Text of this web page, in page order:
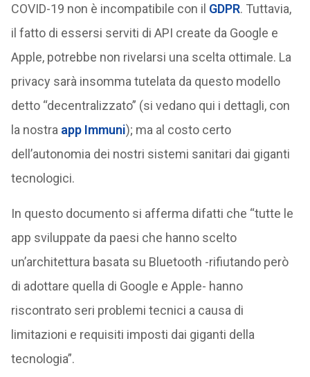
COVID-19 non è incompatibile con il GDPR. Tuttavia,
il fatto di essersi serviti di API create da Google e
Apple, potrebbe non rivelarsi una scelta ottimale. La
privacy sarà insomma tutelata da questo modello
detto “decentralizzato” (si vedano qui i dettagli, con
la nostra app Immuni); ma al costo certo
dell’autonomia dei nostri sistemi sanitari dai giganti
tecnologici.
In questo documento si afferma difatti che “tutte le
app sviluppate da paesi che hanno scelto
un’architettura basata su Bluetooth -rifiutando però
di adottare quella di Google e Apple- hanno
riscontrato seri problemi tecnici a causa di
limitazioni e requisiti imposti dai giganti della
tecnologia”.